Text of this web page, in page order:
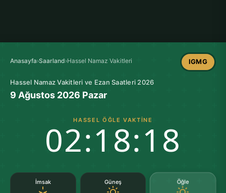
Anasayfa›Saarland›Hassel Namaz Vakitleri IGMG
Hassel Namaz Vakitleri ve Ezan Saatleri 2026
9 Ağustos 2026 Pazar
HASSEL ÖĞLE VAKTINE
02:18:18
İmsak Güneş Öğle